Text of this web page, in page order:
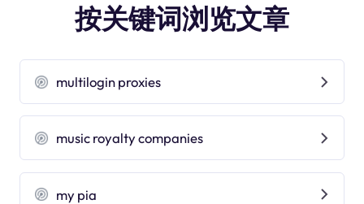
按关键词浏览文章
multilogin proxies
music royalty companies
my pia